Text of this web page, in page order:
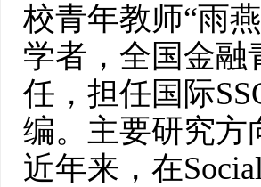
校青年教师“雨
学者，全国金融
任，担任国际
编。主要研究方
近年来，在